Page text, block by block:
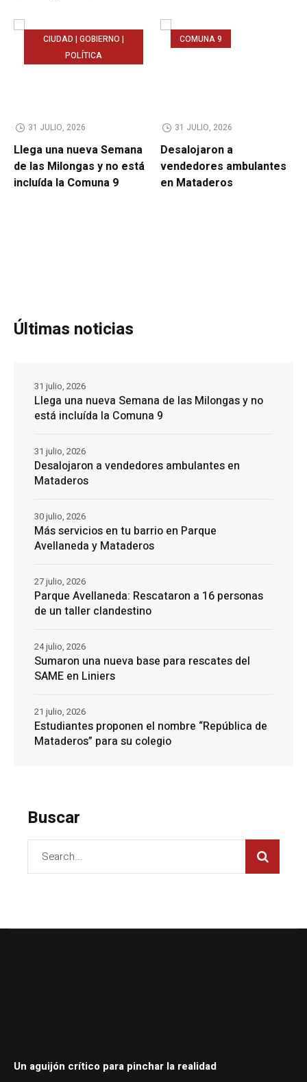
CIUDAD | GOBIERNO |
POLÍTICA
31 JULIO, 2026
Llega una nueva Semana
de las Milongas y no está
incluída la Comuna 9
COMUNA 9
31 JULIO, 2026
Desalojaron a
vendedores ambulantes
en Mataderos
Últimas noticias
Llega una nueva Semana de las Milongas y no
está incluída la Comuna 9
31 julio, 2026
Desalojaron a vendedores ambulantes en
Mataderos
31 julio, 2026
Más servicios en tu barrio en Parque
Avellaneda y Mataderos
30 julio, 2026
Parque Avellaneda: Rescataron a 16 personas
de un taller clandestino
27 julio, 2026
Sumaron una nueva base para rescates del
SAME en Liniers
24 julio, 2026
Estudiantes proponen el nombre “República de
Mataderos” para su colegio
21 julio, 2026
Buscar
Un aguijón crítico para pinchar la realidad